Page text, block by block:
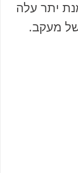
יתר עלה